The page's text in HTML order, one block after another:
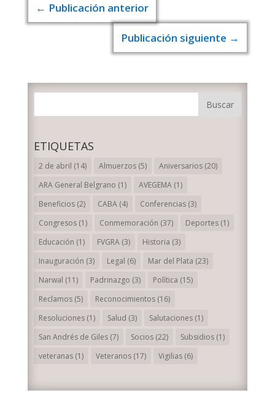
← Publicación anterior
Publicación siguiente →
ETIQUETAS
2 de abril (14) Almuerzos(5) Aniversarios(20)
ARA General Belgrano (1) AVEGEMA(1)
Beneficios(2) CABA(4) Conferencias(3)
Congresos(1) Conmemoración (37) Deportes(1)
Educación (1) FVGRA(3) Historia (3)
Inauguración (3) Legal (6) Mar del Plata (23)
Narwal (11) Padrinazgo (3) Política (15)
Reclamos(5) Reconocimientos(16)
Resoluciones(1) Salud (3) Salutaciones(1)
San Andrés de Giles(7) Socios(22) Subsidios(1)
veteranas(1) Veteranos(17) Vigilias(6)